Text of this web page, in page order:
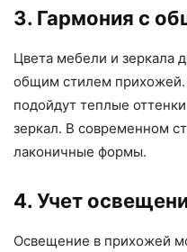
3. Гармония с
Цвета мебели и зеркала
общим стилем прихожей.
подойдут теплые
зеркал. В современном
лаконичные формы.
4. Учет
Освещение в прихожей